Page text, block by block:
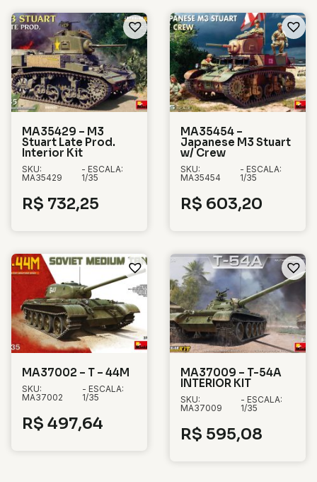
MA35429 – M3
Stuart Late Prod.
Interior Kit
SKU:
MA35429
- ESCALA:
1/35
R$ 732,25
MA35454 –
Japanese M3 Stuart
w/ Crew
SKU:
MA35454
- ESCALA:
1/35
R$ 603,20
MA37002 – T – 44M
SKU:
MA37002
- ESCALA:
1/35
R$ 497,64
MA37009 – T-54A
INTERIOR KIT
SKU:
MA37009
- ESCALA:
1/35
R$ 595,08